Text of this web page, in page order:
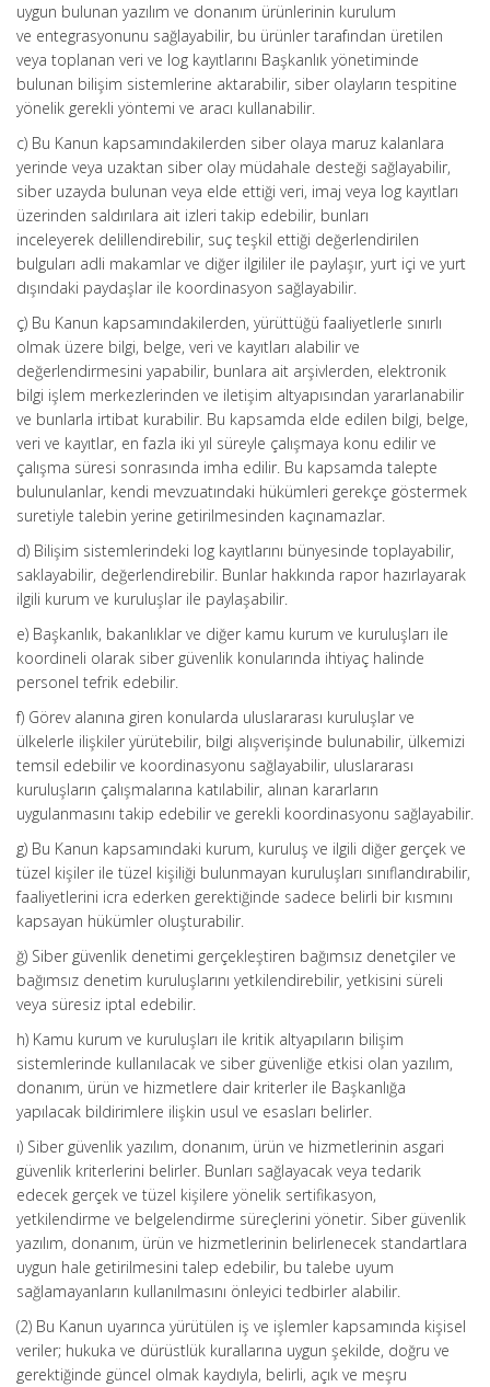
uygun bulunan yazılım ve donanım ürünlerinin kurulum
ve entegrasyonunu sağlayabilir, bu ürünler tarafından üretilen
veya toplanan veri ve log kayıtlarını Başkanlık yönetiminde
bulunan bilişim sistemlerine aktarabilir, siber olayların tespitine
yönelik gerekli yöntemi ve aracı kullanabilir.
c) Bu Kanun kapsamındakilerden siber olaya maruz kalanlara
yerinde veya uzaktan siber olay müdahale desteği sağlayabilir,
siber uzayda bulunan veya elde ettiği veri, imaj veya log kayıtları
üzerinden saldırılara ait izleri takip edebilir, bunları
inceleyerek delillendirebilir, suç teşkil ettiği değerlendirilen
bulguları adli makamlar ve diğer ilgililer ile paylaşır, yurt içi ve yurt
dışındaki paydaşlar ile koordinasyon sağlayabilir.
ç) Bu Kanun kapsamındakilerden, yürüttüğü faaliyetlerle sınırlı
olmak üzere bilgi, belge, veri ve kayıtları alabilir ve
değerlendirmesini yapabilir, bunlara ait arşivlerden, elektronik
bilgi işlem merkezlerinden ve iletişim altyapısından yararlanabilir
ve bunlarla irtibat kurabilir. Bu kapsamda elde edilen bilgi, belge,
veri ve kayıtlar, en fazla iki yıl süreyle çalışmaya konu edilir ve
çalışma süresi sonrasında imha edilir. Bu kapsamda talepte
bulunulanlar, kendi mevzuatındaki hükümleri gerekçe göstermek
suretiyle talebin yerine getirilmesinden kaçınamazlar.
d) Bilişim sistemlerindeki log kayıtlarını bünyesinde toplayabilir,
saklayabilir, değerlendirebilir. Bunlar hakkında rapor hazırlayarak
ilgili kurum ve kuruluşlar ile paylaşabilir.
e) Başkanlık, bakanlıklar ve diğer kamu kurum ve kuruluşları ile
koordineli olarak siber güvenlik konularında ihtiyaç halinde
personel tefrik edebilir.
f) Görev alanına giren konularda uluslararası kuruluşlar ve
ülkelerle ilişkiler yürütebilir, bilgi alışverişinde bulunabilir, ülkemizi
temsil edebilir ve koordinasyonu sağlayabilir, uluslararası
kuruluşların çalışmalarına katılabilir, alınan kararların
uygulanmasını takip edebilir ve gerekli koordinasyonu sağlayabilir.
g) Bu Kanun kapsamındaki kurum, kuruluş ve ilgili diğer gerçek ve
tüzel kişiler ile tüzel kişiliği bulunmayan kuruluşları sınıflandırabilir,
faaliyetlerini icra ederken gerektiğinde sadece belirli bir kısmını
kapsayan hükümler oluşturabilir.
ğ) Siber güvenlik denetimi gerçekleştiren bağımsız denetçiler ve
bağımsız denetim kuruluşlarını yetkilendirebilir, yetkisini süreli
veya süresiz iptal edebilir.
h) Kamu kurum ve kuruluşları ile kritik altyapıların bilişim
sistemlerinde kullanılacak ve siber güvenliğe etkisi olan yazılım,
donanım, ürün ve hizmetlere dair kriterler ile Başkanlığa
yapılacak bildirimlere ilişkin usul ve esasları belirler.
ı) Siber güvenlik yazılım, donanım, ürün ve hizmetlerinin asgari
güvenlik kriterlerini belirler. Bunları sağlayacak veya tedarik
edecek gerçek ve tüzel kişilere yönelik sertifikasyon,
yetkilendirme ve belgelendirme süreçlerini yönetir. Siber güvenlik
yazılım, donanım, ürün ve hizmetlerinin belirlenecek standartlara
uygun hale getirilmesini talep edebilir, bu talebe uyum
sağlamayanların kullanılmasını önleyici tedbirler alabilir.
(2) Bu Kanun uyarınca yürütülen iş ve işlemler kapsamında kişisel
veriler; hukuka ve dürüstlük kurallarına uygun şekilde, doğru ve
gerektiğinde güncel olmak kaydıyla, belirli, açık ve meşru